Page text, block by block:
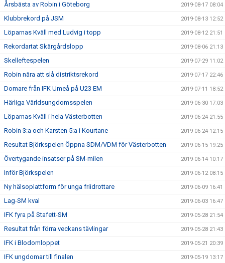
Årsbästa av Robin i Göteborg 2019-08-17 08:04
Klubbrekord på JSM 2019-08-13 12:52
Löparnas Kväll med Ludvig i topp 2019-08-12 21:51
Rekordartat Skärgårdslopp 2019-08-06 21:13
Skelleftespelen 2019-07-29 11:02
Robin nära att slå distriktsrekord 2019-07-17 22:46
Domare från IFK Umeå på U23 EM 2019-07-11 18:52
Härliga Världsungdomsspelen 2019-06-30 17:03
Löparnas Kväll i hela Västerbotten 2019-06-24 21:55
Robin 3:a och Karsten 5:a i Kourtane 2019-06-24 12:15
Resultat Björkspelen Öppna SDM/VDM för Västerbotten 2019-06-15 19:25
Övertygande insatser på SM-milen 2019-06-14 10:17
Inför Björkspelen 2019-06-12 08:15
Ny hälsoplattform för unga friidrottare 2019-06-09 16:41
Lag-SM kval 2019-06-03 16:47
IFK fyra på Stafett-SM 2019-05-28 21:54
Resultat från förra veckans tävlingar 2019-05-28 21:43
IFK i Blodomloppet 2019-05-21 20:39
IFK ungdomar till finalen 2019-05-19 13:17